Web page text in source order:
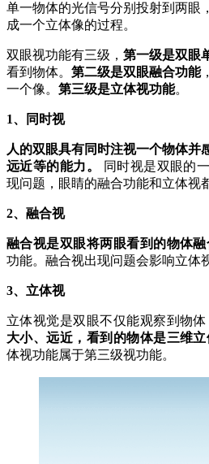
单一物体的光信号分别投射到两眼
成一个立体像的过程。
双眼视功能有三级， 第一级是双眼
看到物体。 第二级是双眼融合功能
一个像。 第三级是立体视功能。
1、同时视
人的双眼具有同时注视一个物体并
远近等的能力。
同时视是双眼的
现问题，眼睛的融合功能和立体视
2、融合视
融合视是双眼将两眼看到的物体融
功能。融合视出现问题会影响立体
3、立体视
立体视觉是双眼不仅能观察到物
大小、远近，看到的物体是三维立
体视功能属于第三级视功能。